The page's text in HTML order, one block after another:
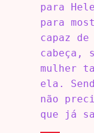
para
para
capaz de
cabeça,
mulher
ela.
não
que já